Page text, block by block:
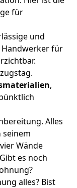
für
und
Handwerker für
,
Alles
seinem
Wände
es noch
alles? Bist